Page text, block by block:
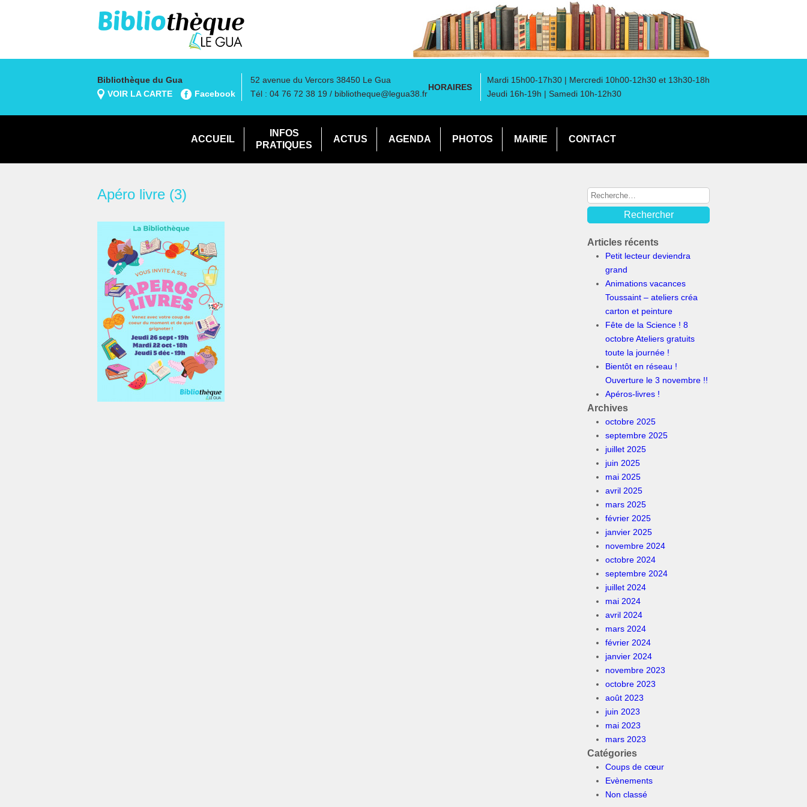
Bibliothèque du Gua
VOIR LA CARTE
Facebook
52 avenue du Vercors 38450 Le Gua
Tél : 04 76 72 38 19 / bibliotheque@legua38.fr
HORAIRES
Mardi 15h00-17h30 | Mercredi 10h00-12h30 et 13h30-18h
Jeudi 16h-19h | Samedi 10h-12h30
ACCUEIL
INFOS
PRATIQUES
ACTUS AGENDA PHOTOS MAIRIE CONTACT
Apéro livre (3)
Articles récents
Petit lecteur deviendra
grand
Animations vacances
Toussaint – ateliers créa
carton et peinture
Fête de la Science ! 8
octobre Ateliers gratuits
toute la journée !
Bientôt en réseau !
Ouverture le 3 novembre !!
Apéros-livres !
Archives
octobre 2025
septembre 2025
juillet 2025
juin 2025
mai 2025
avril 2025
mars 2025
février 2025
janvier 2025
novembre 2024
octobre 2024
septembre 2024
juillet 2024
mai 2024
avril 2024
mars 2024
février 2024
janvier 2024
novembre 2023
octobre 2023
août 2023
juin 2023
mai 2023
mars 2023
Catégories
Coups de cœur
Evènements
Non classé